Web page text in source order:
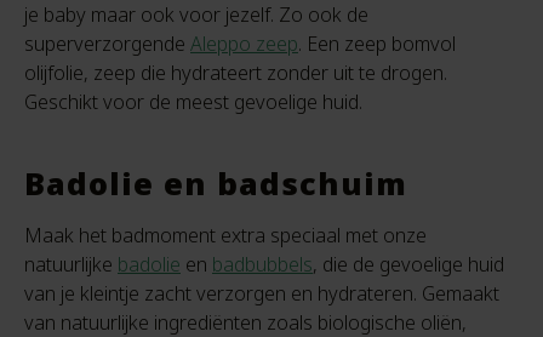
je baby maar ook voor jezelf. Zo ook de
superverzorgende Aleppo zeep. Een zeep bomvol
olijfolie, zeep die hydrateert zonder uit te drogen.
Geschikt voor de meest gevoelige huid.
Badolie en badschuim
Maak het badmoment extra speciaal met onze
natuurlijke badolie en badbubbels, die de gevoelige huid
van je kleintje zacht verzorgen en hydrateren. Gemaakt
van natuurlijke ingrediënten zoals biologische oliën,